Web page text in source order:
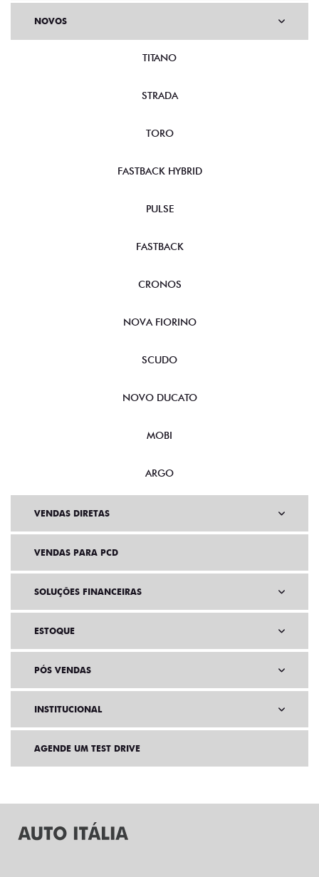
NOVOS
TITANO
STRADA
TORO
FASTBACK HYBRID
PULSE
FASTBACK
CRONOS
NOVA FIORINO
SCUDO
NOVO DUCATO
MOBI
ARGO
VENDAS DIRETAS
VENDAS PARA PCD
SOLUÇÕES FINANCEIRAS
ESTOQUE
PÓS VENDAS
INSTITUCIONAL
AGENDE UM TEST DRIVE